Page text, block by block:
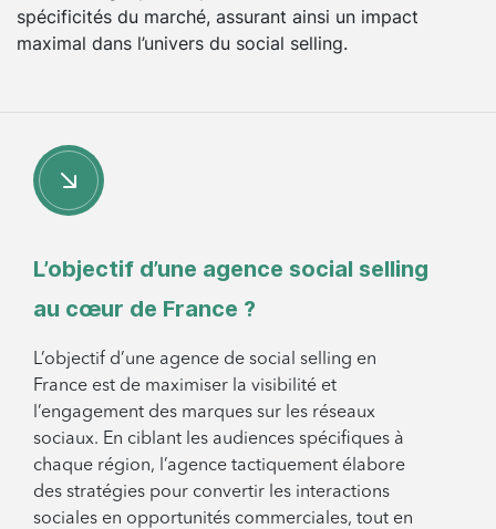
spécificités du marché, assurant ainsi un impact
maximal dans l’univers du social selling.
L’objectif d’une agence social selling
au cœur de France ?
L’objectif d’une agence de social selling en
France est de maximiser la visibilité et
l’engagement des marques sur les réseaux
sociaux. En ciblant les audiences spécifiques à
chaque région, l’agence tactiquement élabore
des stratégies pour convertir les interactions
sociales en opportunités commerciales, tout en